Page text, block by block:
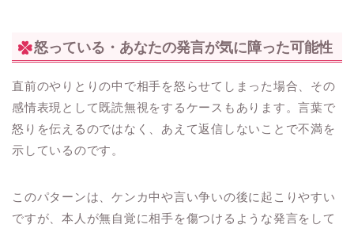
怒っている・あなたの発言が気に障った可能性
直前のやりとりの中で相手を怒らせてしまった場合、その
感情表現として既読無視をするケースもあります。言葉で
怒りを伝えるのではなく、あえて返信しないことで不満を
示しているのです。
このパターンは、ケンカ中や言い争いの後に起こりやすい
ですが、本人が無自覚に相手を傷つけるような発言をして